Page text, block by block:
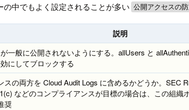
中でもよく設定されることが多い 公開アクセスの
説明
一般に公開されないようにする。allUsers と
にしてブロックする
スの両方を Cloud Audit Logs に含めるかどうか。SEC
などのコンプライアンスが目標の場合は、この組織
奨